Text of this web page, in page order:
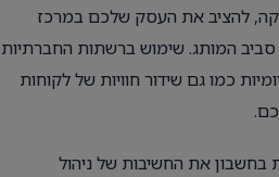
להציב את העסק שלכם במרכז
המותג. שימוש ברשתות החברתיות
כמו גם שידור חוויות של לקוחות
בחשבון את החשיבות של ניהול